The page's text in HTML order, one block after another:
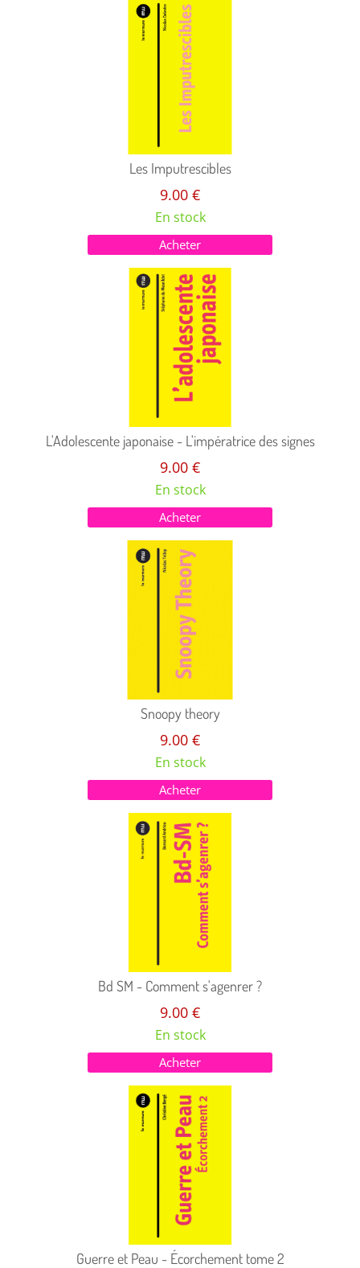
Les Imputrescibles
9.00 €
En stock
Acheter
L'Adolescente japonaise - L'impératrice des signes
9.00 €
En stock
Acheter
Snoopy theory
9.00 €
En stock
Acheter
Bd SM - Comment s'agenrer ?
9.00 €
En stock
Acheter
Guerre et Peau - Écorchement tome 2